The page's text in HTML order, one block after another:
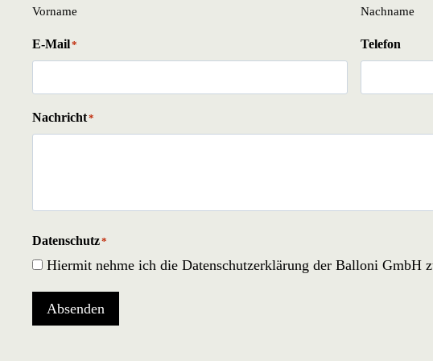
Vorname Nachname
E-Mail* Telefon
Nachricht*
Datenschutz*
Hiermit nehme ich die Datenschutzerklärung der Balloni GmbH
Absenden